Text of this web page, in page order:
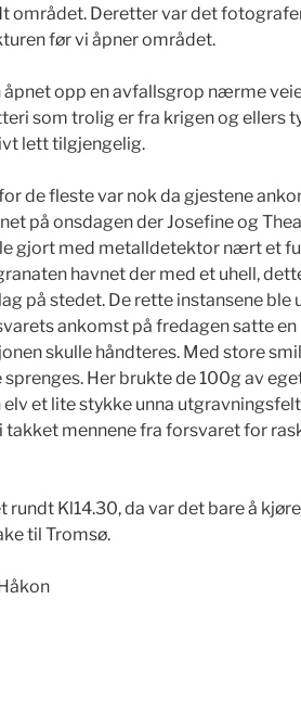
området. Deretter var det
før vi åpner området.
åpnet opp en avfallsgrop nærme
som trolig er fra krigen og ellers
lett tilgjengelig.
de fleste var nok da gjestene
på onsdagen der Josefine og
gjort med metalldetektor nært et
havnet der med et uhell,
på stedet. De rette instansene
ankomst på fredagen satte
skulle håndteres. Med store
Her brukte de 100g av
elv et lite stykke unna
takket mennene fra forsvaret for
rundt Kl14.30, da var det bare å
til Tromsø.